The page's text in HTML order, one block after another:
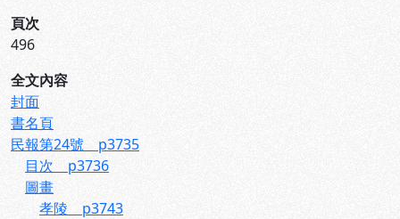
頁次
496
全文內容
封面
書名頁
民報第24號 p3735
目次 p3736
圖畫
孝陵 p3743